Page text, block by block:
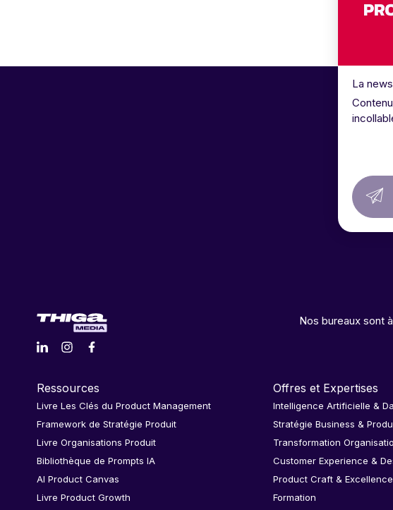
La
Nos bureaux sont
Ressources
Livre Les Clés du Product Management
Framework de Stratégie Produit
Livre Organisations Produit
Bibliothèque de Prompts IA
AI Product Canvas
Livre Product Growth
Offres et Expertises
Intelligence Artificielle &
Stratégie Business &
Transformation
Customer Experience &
Product Craft &
Formation